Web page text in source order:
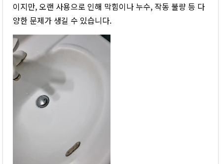
이지만, 오랜 사용으로 인해 막힘이나 누수, 작동 불량 등 다
양한 문제가 생길 수 있습니다.